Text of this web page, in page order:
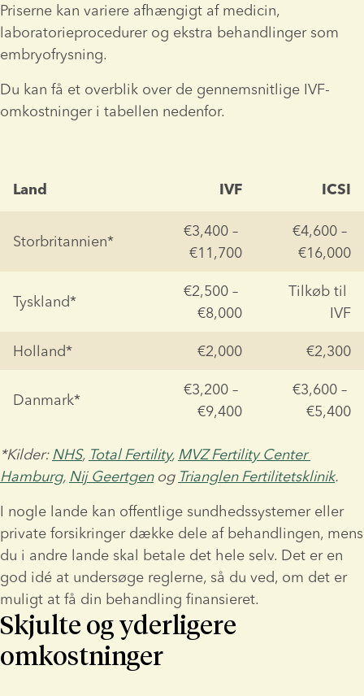
Priserne kan variere afhængigt af medicin,
laboratorieprocedurer og ekstra behandlinger som
embryofrysning.
Du kan få et overblik over de gennemsnitlige IVF-
omkostninger i tabellen nedenfor.
Land IVF ICSI
Storbritannien*
€3,400 –
€11,700
€4,600 –
€16,000
Tyskland*
€2,500 –
€8,000
Tilkøb til
IVF
Holland* €2,000 €2,300
Danmark*
€3,200 –
€9,400
€3,600 –
€5,400
*Kilder: NHS, Total Fertility, MVZ Fertility Center
Hamburg, Nij Geertgen og Trianglen Fertilitetsklinik.
I nogle lande kan offentlige sundhedssystemer eller
private forsikringer dække dele af behandlingen, mens
du i andre lande skal betale det hele selv. Det er en
god idé at undersøge reglerne, så du ved, om det er
muligt at få din behandling finansieret.
Skjulte og yderligere
omkostninger